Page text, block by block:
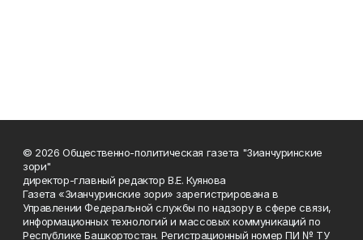
© 2026 Общественно-политическая газета "Зианчуринские
зори"
директор-главный редактор В.Е. Куянова
Газета «Зианчуринские зори» зарегистрирована в
Управлении Федеральной службы по надзору в сфере связи,
информационных технологий и массовых коммуникаций по
Республике Башкортостан. Регистрационный номер ПИ № ТУ